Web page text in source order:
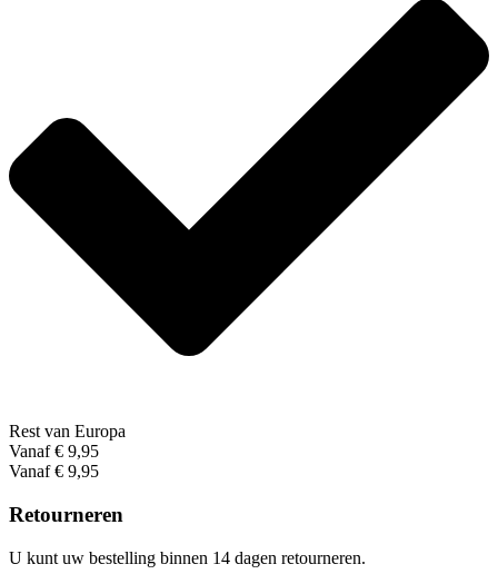
Rest van Europa
Vanaf € 9,95
Vanaf € 9,95
Retourneren
U kunt uw bestelling binnen 14 dagen retourneren.